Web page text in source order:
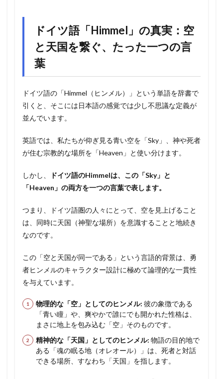
ドイツ語「Himmel」の真実：空
と天国を繋ぐ、たった一つの言
葉
ドイツ語の「Himmel（ヒンメル）」という単語を辞書で
引くと、そこには日本語の感覚では少し不思議な定義が
並んでいます。
英語では、私たちが仰ぎ見る青い空を「Sky」、神や死者
が住む宗教的な場所を「Heaven」と使い分けます。
しかし、
ドイツ語のHimmelは、この「Sky」と
「Heaven」の両方を一つの言葉で表します。
つまり、ドイツ語圏の人々にとって、空を見上げること
は、同時に天国（神聖な場所）を意識することと地続き
なのです。
この「空と天国が同一である」という言語的背景は、勇
者ヒンメルのキャラクター設計に極めて論理的な一貫性
を与えています。
物理的な「空」としてのヒンメル: 彼の象徴である
「青い瞳」や、爽やかで誰にでも開かれた性格は、
まさに地上を包み込む「空」そのものです。
精神的な「天国」としてのヒンメル: 物語の目的地で
ある「魂の眠る地（オレオール）」は、死者と対話
できる場所、すなわち「天国」を指します。